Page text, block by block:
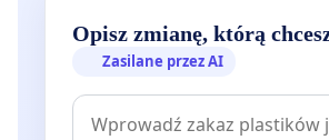
Opisz zmianę, którą
Zasilane przez AI